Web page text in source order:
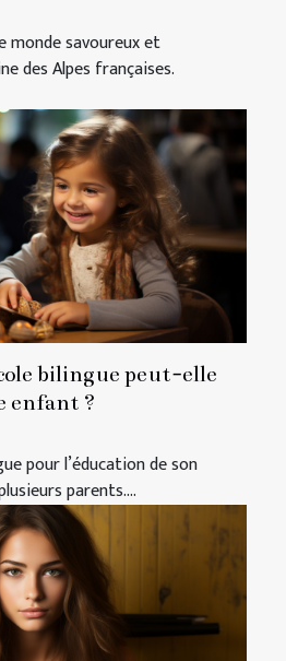
monde savoureux et
des Alpes françaises.
bilingue peut-elle
enfant ?
pour l’éducation de son
parents....